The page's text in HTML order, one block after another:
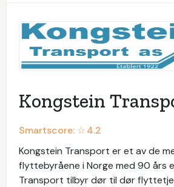
Kongstein
Smartscore: ☆4.2
Kongstein Transport er et av de
flyttebyråene i Norge med 90 års
Transport tilbyr dør til dør